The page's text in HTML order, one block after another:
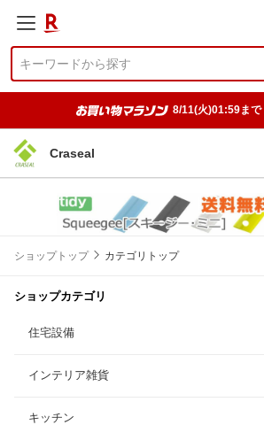
8/11(火)01:59まで
Craseal
ショップトップ カテゴリトップ
ショップカテゴリ
住宅設備
インテリア雑貨
キッチン